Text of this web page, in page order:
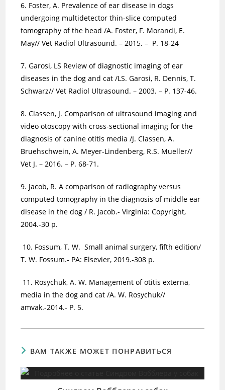
6. Foster, A. Prevalence of ear disease in dogs
undergoing multidetector thin-slice computed
tomography of the head /A. Foster, F. Morandi, E.
May// Vet Radiol Ultrasound. – 2015. – P. 18-24
7. Garosi, LS Review of diagnostic imaging of ear
diseases in the dog and cat /LS. Garosi, R. Dennis, T.
Schwarz// Vet Radiol Ultrasound. – 2003. – P. 137-46.
8. Classen, J. Comparison of ultrasound imaging and
video otoscopy with cross-sectional imaging for the
diagnosis of canine otitis media /J. Classen, A.
Bruehschwein, A. Meyer-Lindenberg, R.S. Mueller//
Vet J. – 2016. – P. 68-71.
9. Jacob, R. A comparison of radiography versus
computed tomography in the diagnosis of middle ear
disease in the dog / R. Jacob.- Virginia: Copyright,
2004.-30 p.
10. Fossum, T. W. Small animal surgery, fifth edition/
T. W. Fossum.- PA: Elsevier, 2019.-308 p.
11. Rosychuk, A. W. Management of otitis externa,
media in the dog and cat /A. W. Rosychuk//
amvak.-2014.- P. 5.
ВАМ ТАКЖЕ МОЖЕТ ПОНРАВИТЬСЯ